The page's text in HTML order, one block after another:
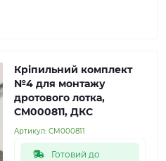
Кріпильний комплект
№4 для монтажу
дротового лотка,
CM000811, ДКС
Артикул: CM000811
Готовий до